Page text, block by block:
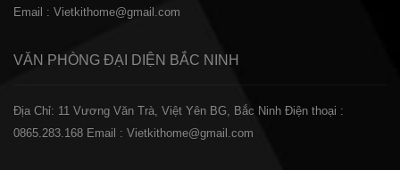
Email : Vietkithome@gmail.com
VĂN PHÒNG ĐẠI DIỆN BẮC NINH
Địa Chỉ: 11 Vương Văn Trà, Việt Yên BG, Bắc Ninh Điện thoại :
0865.283.168 Email : Vietkithome@gmail.com